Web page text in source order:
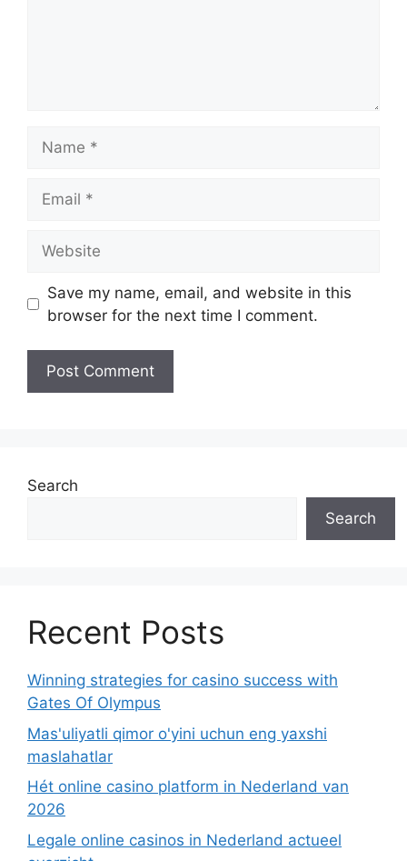
Save my name, email, and website in this
browser for the next time I comment.
Search
Search
Recent Posts
Winning strategies for casino success with
Gates Of Olympus
Mas'uliyatli qimor o'yini uchun eng yaxshi
maslahatlar
Hét online casino platform in Nederland van
2026
Legale online casinos in Nederland actueel